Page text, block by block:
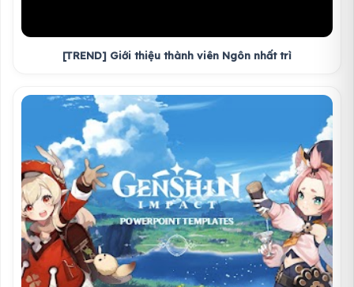
[TREND] Giới thiệu thành viên Ngôn nhất trì